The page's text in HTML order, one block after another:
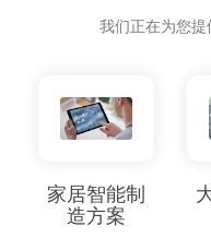
我们正在为您
家居智能制
造方案